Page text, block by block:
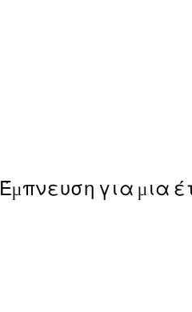
Έμπνευση για μια